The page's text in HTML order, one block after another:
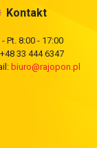
Kontakt
- Pt. 8:00 - 17:00
33 444 6347
biuro@rajopon.pl